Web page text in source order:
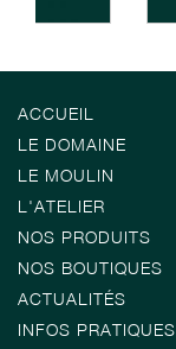
ACCUEIL
LE DOMAINE
LE MOULIN
L'ATELIER
NOS PRODUITS
NOS BOUTIQUES
ACTUALITÉS
INFOS PRATIQUES